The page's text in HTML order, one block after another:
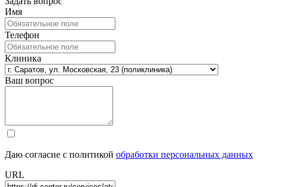
Имя
Телефон
Клиника
Ваш вопрос
Даю согласие с политикой обработки персональных данных
URL